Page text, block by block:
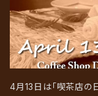
4月13日は「喫茶店の